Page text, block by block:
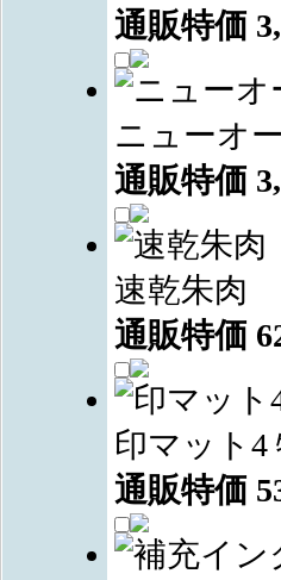
通販特価
ニューオ
通販特価
速乾朱肉
通販特価
印マット4
通販特価